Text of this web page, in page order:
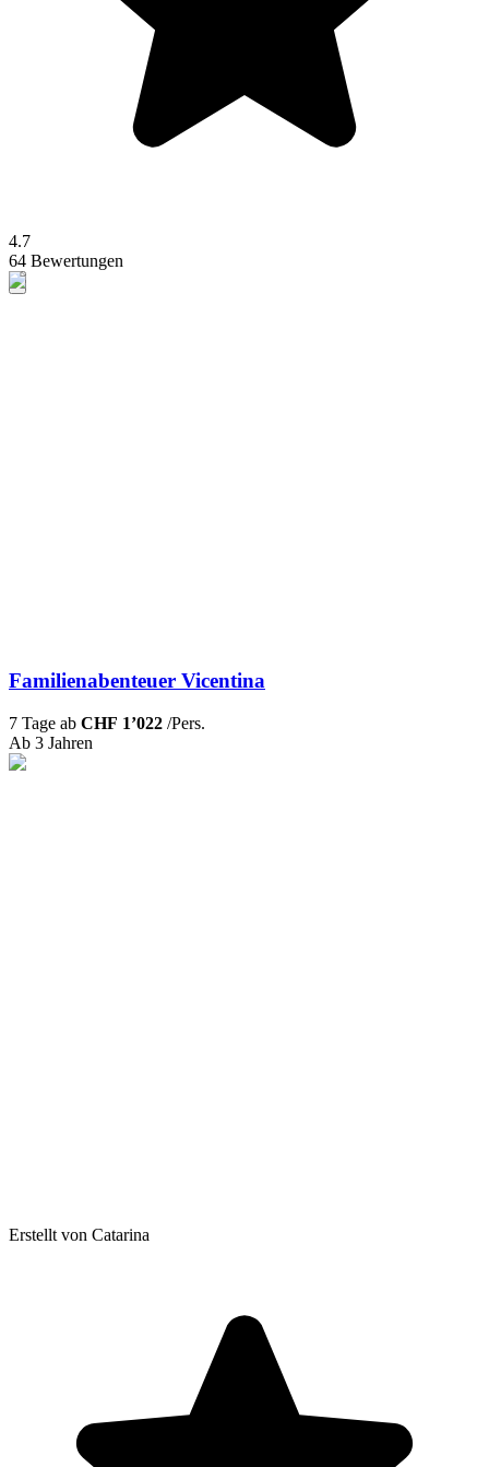
4.7
64 Bewertungen
Familienabenteuer Vicentina
7 Tage ab CHF 1’022 /Pers.
Ab 3 Jahren
Erstellt von Catarina